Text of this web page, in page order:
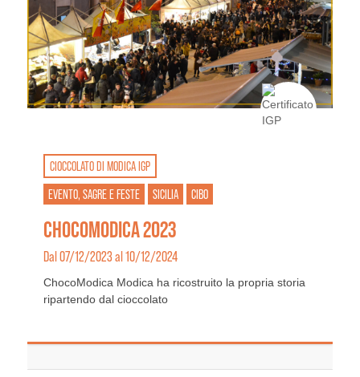
CIOCCOLATO DI MODICA IGP
EVENTO, SAGRE E FESTE
SICILIA CIBO
CHOCOMODICA 2023
Dal 07/12/2023 al 10/12/2024
ChocoModica Modica ha ricostruito la propria storia
ripartendo dal cioccolato